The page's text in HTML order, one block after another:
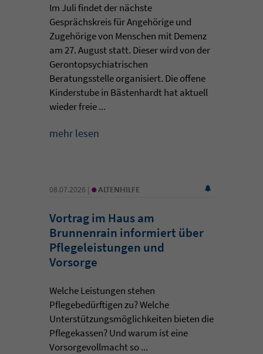
Im Juli findet der nächste
Gesprächskreis für Angehörige und
Zugehörige von Menschen mit Demenz
am 27. August statt. Dieser wird von der
Gerontopsychiatrischen
Beratungsstelle organisiert. Die offene
Kinderstube in Bästenhardt hat aktuell
wieder freie ...
mehr lesen
08.07.2026 | • ALTENHILFE
Vortrag im Haus am
Brunnenrain informiert über
Pflegeleistungen und
Vorsorge
Welche Leistungen stehen
Pflegebedürftigen zu? Welche
Unterstützungsmöglichkeiten bieten die
Pflegekassen? Und warum ist eine
Vorsorgevollmacht so ...